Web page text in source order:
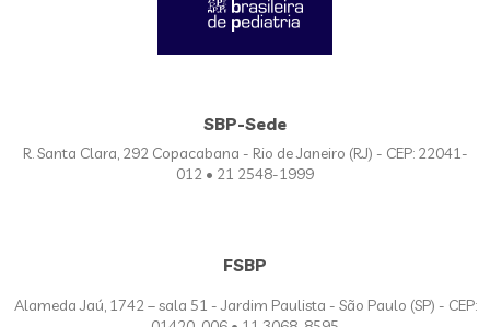
SBP-Sede
R. Santa Clara, 292 Copacabana - Rio de Janeiro (RJ) - CEP: 22041-
012 • 21 2548-1999
FSBP
Alameda Jaú, 1742 – sala 51 - Jardim Paulista - São Paulo (SP) - CEP: